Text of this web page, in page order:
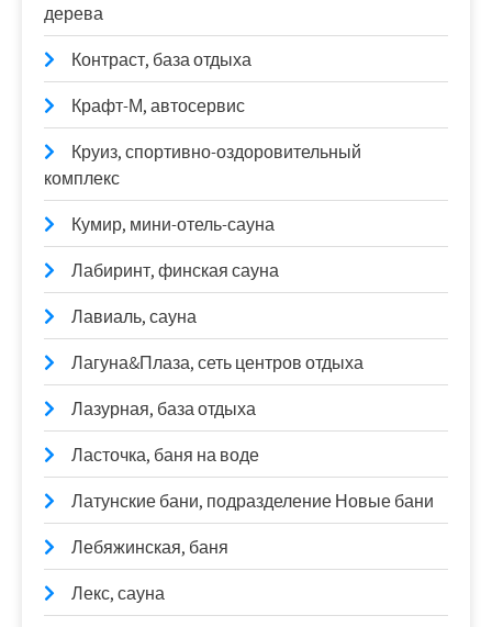
дерева
Контраст, база отдыха
Крафт-М, автосервис
Круиз, спортивно-оздоровительный
комплекс
Кумир, мини-отель-сауна
Лабиринт, финская сауна
Лавиаль, сауна
Лагуна&Плаза, сеть центров отдыха
Лазурная, база отдыха
Ласточка, баня на воде
Латунские бани, подразделение Новые бани
Лебяжинская, баня
Лекс, сауна